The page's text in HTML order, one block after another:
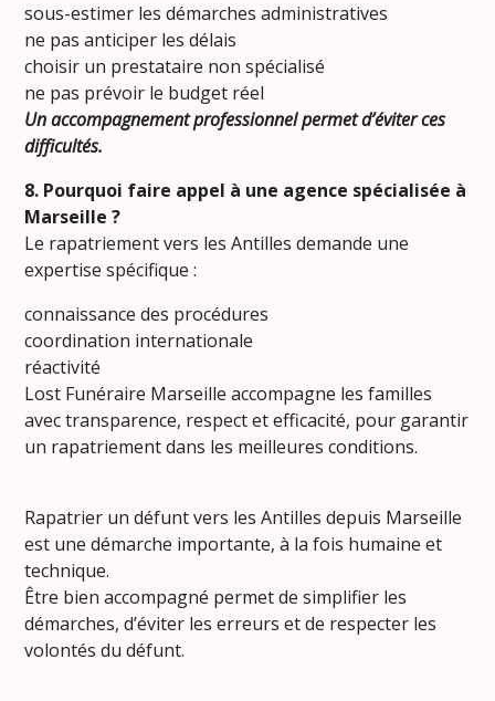
sous-estimer les démarches administratives
ne pas anticiper les délais
choisir un prestataire non spécialisé
ne pas prévoir le budget réel
Un accompagnement professionnel permet d’éviter ces
difficultés.
8. Pourquoi faire appel à une agence spécialisée à
Marseille ?
Le rapatriement vers les Antilles demande une
expertise spécifique :
connaissance des procédures
coordination internationale
réactivité
Lost Funéraire Marseille accompagne les familles
avec transparence, respect et efficacité, pour garantir
un rapatriement dans les meilleures conditions.
Rapatrier un défunt vers les Antilles depuis Marseille
est une démarche importante, à la fois humaine et
technique.
Être bien accompagné permet de simplifier les
démarches, d’éviter les erreurs et de respecter les
volontés du défunt.